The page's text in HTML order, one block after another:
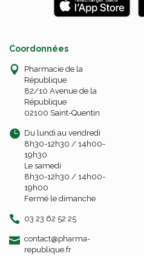
Coordonnées
Pharmacie de la
République
82/10 Avenue de la
République
02100 Saint-Quentin
Du lundi au vendredi
8h30-12h30 / 14h00-
19h30
Le samedi
8h30-12h30 / 14h00-
19h00
Fermé le dimanche
03 23 62 52 25
contact-
@-
pharma-
republique.fr